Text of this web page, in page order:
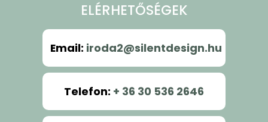
ELÉRHETŐSÉGEK
Email: iroda2@silentdesign.hu
Telefon: + 36 30 536 2646